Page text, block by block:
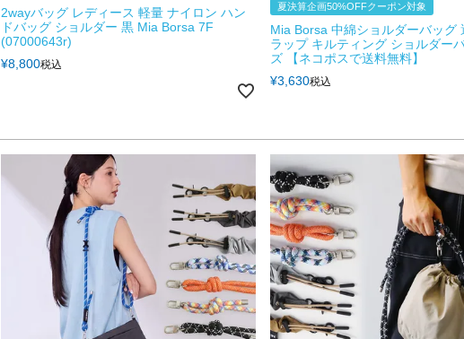
2wayバッグ レディース 軽量 ナイロン ハン
ドバッグ ショルダー 黒 Mia Borsa 7F
(07000643r)
¥8,800税込
夏決算企画50%OFFクーポン対象
Mia Borsa 中綿ショルダーバッグ
ラップ キルティング ショルダー
ズ 【ネコポスで送料無料】
¥3,630税込